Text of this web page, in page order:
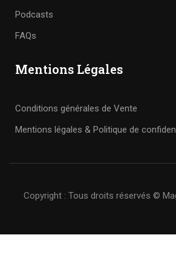
Podcasts
FAQs
Mentions Légales
Conditions générales de Vente
Mentions légales & Politique de
Copyright : Tous droits réservés ©